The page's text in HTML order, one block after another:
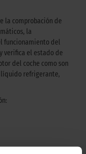
la comprobación de
la
funcionamiento del
verifica el estado de
del coche como son
refrigerante,